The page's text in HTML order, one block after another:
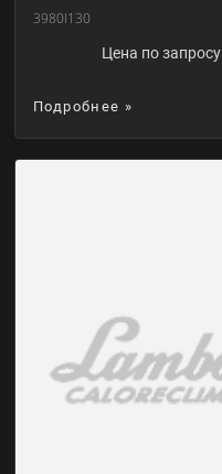
3980I130
Цена по запросу
Подробнее »